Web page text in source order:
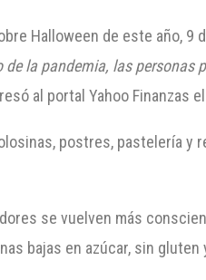
Halloween de este año,
la pandemia, las
al portal Yahoo Finanzas
postres, pastelería
se vuelven más
bajas en azúcar, sin